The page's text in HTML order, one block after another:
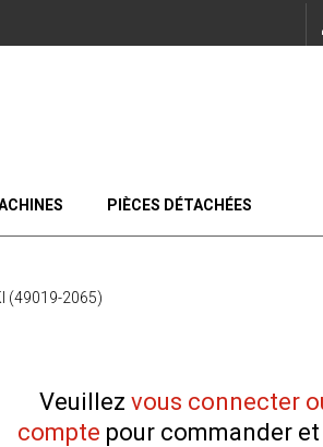
PIÈCES DÉTACHÉES
(49019-2065)
Veuillez vous connecter
compte pour commander